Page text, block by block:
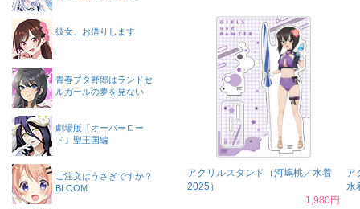
アクリルスタンド（河嶋桃／水着
2025）
1,980円
ア
水
彼女、お借りします
青春ブタ野郎はランドセ
ルガールの夢を見ない
劇場版「オーバーロー
ド」聖王国編
ご注文はうさぎですか？
BLOOM